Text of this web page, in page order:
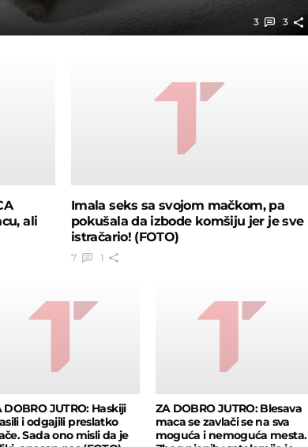
3 3
ali
Imala seks sa svojom mačkom, pa
pokušala da izbode komšiju jer je sve
istračario! (FOTO)
7 1
DOBRO JUTRO: Haskiji
i odgajili preslatko
Sada ono misli da je
ZA DOBRO JUTRO: Blesava
maca se zavlači se na sva
moguća i nemoguća mesta.